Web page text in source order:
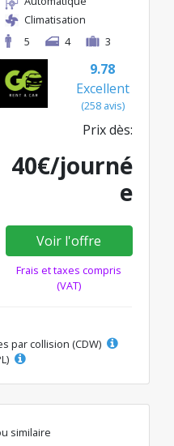
Climatisation
5
4 3
9.78
Excellent
(258 avis)
Prix dès:
40€/journé
e
Voir l'offre
Frais et taxes compris
(VAT)
par collision (CDW)
similaire